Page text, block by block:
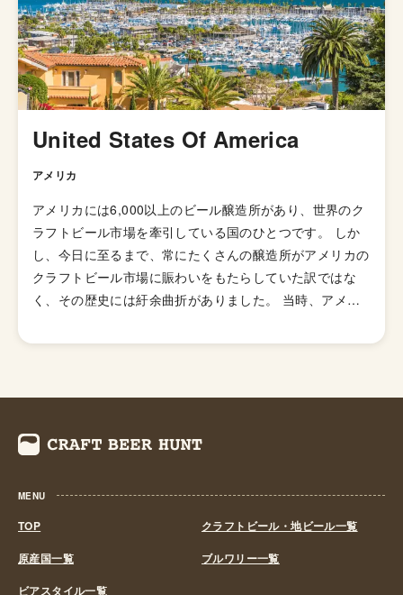
ペールエール」と呼ばれる群も存在していて、品評会でも
別のスタイルで扱われています。起源はイングランドの田
園地帯で醸造されていたアンバー色のオクトーバービール
とされています。 日本のクラフトビールの代表格「よな
よなエール」がこのペールエールで、苦味も比較的控えめ
ビールビギナーにオススメのスタイルと言えます。
United States Of America
アメリカ
アメリカには6,000以上のビール醸造所があり、世界のク
ラフトビール市場を牽引している国のひとつです。 しか
し、今日に至るまで、常にたくさんの醸造所がアメリカの
クラフトビール市場に賑わいをもたらしていた訳ではな
く、その歴史には紆余曲折がありました。 当時、アメリ
箇所もありました。しかし、1920年から1933年にかけ
人消費のためにビールの自家醸造を始めていました。その
中、企業家精神を持った人々によってビジネスモデルが見
火付け役の一人となったのがカリフォルニア州にニューア
ルビオン醸造所を設立したジャック・マコーリフです。彼
土地のビールを口にしました。そして、スコットランドに
MENU
TOP
クラフトビール・地ビール一覧
原産国一覧
ブルワリー一覧
ビアスタイル一覧